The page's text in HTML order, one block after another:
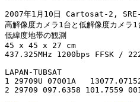
2007年1月10日 Cartosat-2,
高解像度カメラ1台と低解像度カメラ
低緯度地帯の観測
45 x 45 x 27 cm
437.325MHz 1200bps FFSK /
LAPAN-TUBSAT
1 29709U 07001A
2 29709 097.6358 101.7559